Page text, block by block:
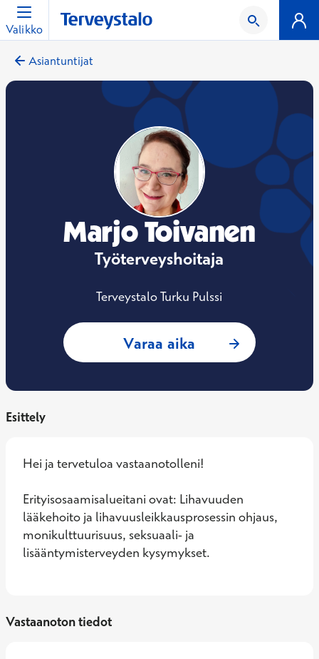
Valikko
Asiantuntijat
Marjo Toivanen
Työterveyshoitaja
Terveystalo Turku Pulssi
Varaa aika : Marjo
Esittely
Hei ja tervetuloa vastaanotolleni!
Erityisosaamisalueitani ovat: Lihavuuden
lääkehoito ja lihavuusleikkausprosessin ohjaus,
monikulttuurisuus, seksuaali- ja
lisääntymisterveyden kysymykset.
Vastaanoton tiedot